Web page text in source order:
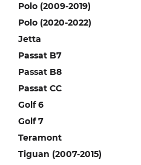
Polo (2009-2019)
Polo (2020-2022)
Jetta
Passat B7
Passat B8
Passat CC
Golf 6
Golf 7
Teramont
Tiguan (2007-2015)